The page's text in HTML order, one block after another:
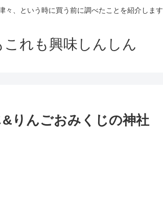
々、という時に買う前に調べたことを紹介します
これも興味しんしん
りんごおみくじの神社